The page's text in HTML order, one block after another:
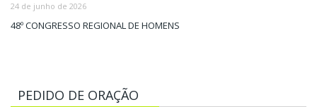
24 de junho de 2026
48º CONGRESSO REGIONAL DE HOMENS
PEDIDO DE ORAÇÃO